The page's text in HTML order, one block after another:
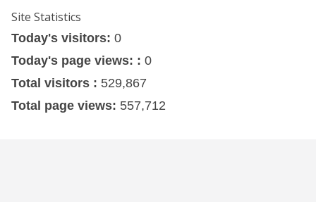
Site Statistics
Today's visitors: 0
Today's page views: : 0
Total visitors : 529,867
Total page views: 557,712